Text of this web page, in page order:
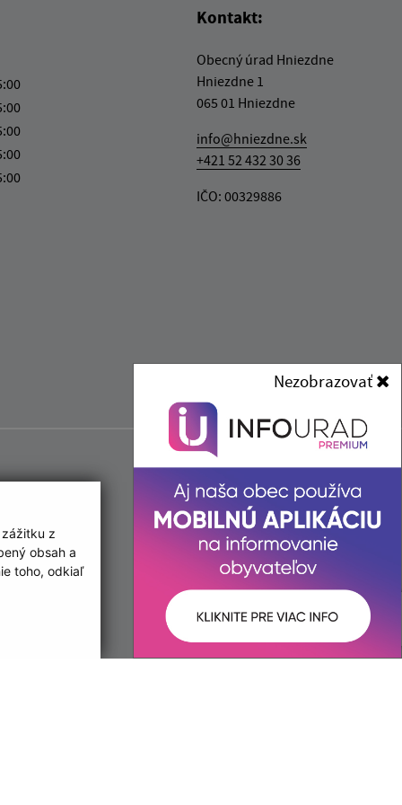
z
obsah a
toho, odkiaľ
Nezobrazovať
Kontakt:
Obecný úrad Hniezdne
Hniezdne 1
065 01 Hniezdne
info@hniezdne.sk
+421 52 432 30 36
IČO: 00329886